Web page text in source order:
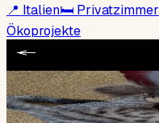
📍 Italien🛏 Privatzimmer
Ökoprojekte